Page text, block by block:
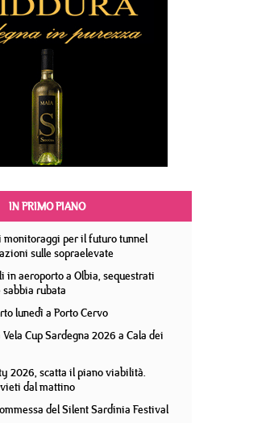
IN PRIMO PIANO
monitoraggi per il futuro tunnel
sulle sopraelevate
in aeroporto a Olbia, sequestrati
rubata
lunedì a Porto Cervo
Cup Sardegna 2026 a Cala dei
2026, scatta il piano viabilità.
dal mattino
del Silent Sardinia Festival